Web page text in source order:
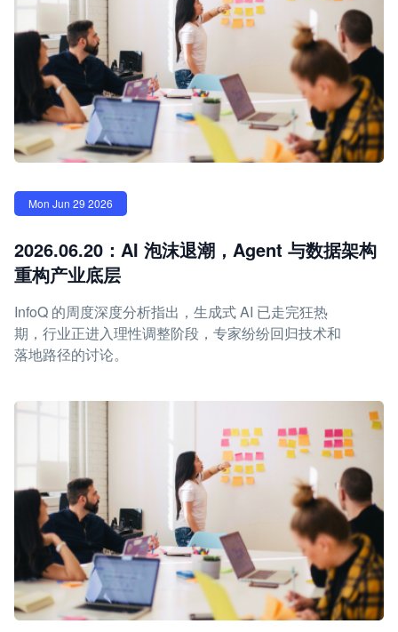
Mon Jun 29 2026
2026.06.20：AI 泡沫退潮，Agent 与数据架构
重构产业底层
InfoQ 的周度深度分析指出，生成式 AI 已走完狂热
期，行业正进入理性调整阶段，专家纷纷回归技术和
落地路径的讨论。